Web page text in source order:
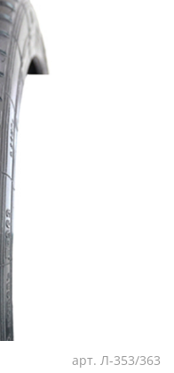
арт. Л-353/363